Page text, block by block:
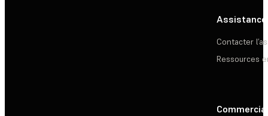
Assistance
Contacter
Ressources
Commercial